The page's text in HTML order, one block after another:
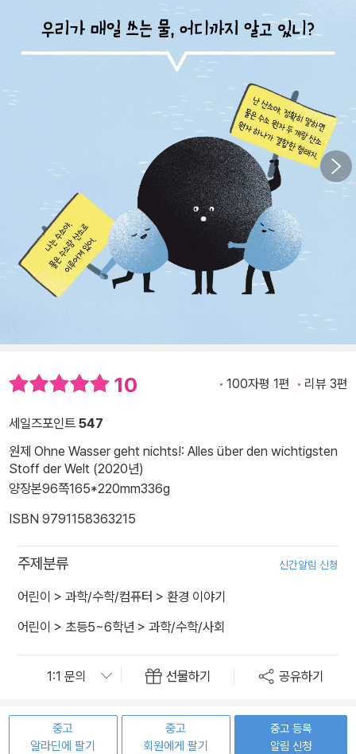
10 100자평 1편 리뷰 3편
세일즈포인트 547
원제 Ohne Wasser geht nichts!: Alles über den wichtigsten
Stoff der Welt (2020년)
양장본96쪽165*220mm336g
ISBN 9791158363215
주제분류 신간알림 신청
어린이 > 과학/수학/컴퓨터 > 환경 이야기
어린이 > 초등5~6학년 > 과학/수학/사회
선물하기 공유하기
중고
알라딘에 팔기
중고
회원에게 팔기
중고 등록
알림 신청